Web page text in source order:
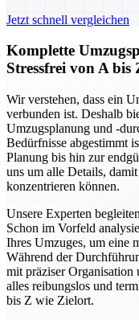
Jetzt schnell vergleichen
Komplette
Stressfrei von A bis
Wir verstehen, dass ein
verbunden ist. Deshalb
Umzugsplanung und -
Bedürfnisse abgestimmt
Planung bis hin zur
uns um alle Details,
konzentrieren können.
Unsere Experten
Schon im Vorfeld
Ihres Umzuges, um eine
Während der
mit präziser Organisation
alles reibungslos und
bis Z wie Zielort.